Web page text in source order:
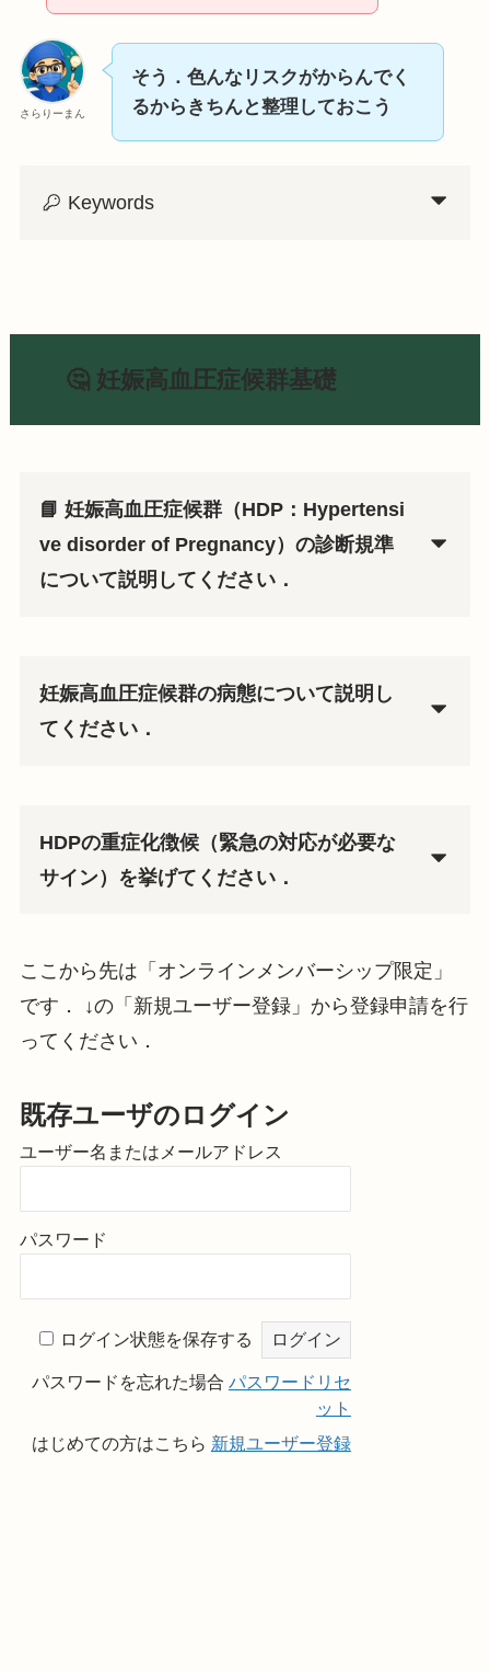
さらりーまん
そう．色んなリスクがからんでく
るからきちんと整理しておこう
Keywords
🤔 妊娠高血圧症候群基礎
📘 妊娠高血圧症候群（HDP：Hypertensi
ve disorder of Pregnancy）の診断規準
について説明してください．
妊娠高血圧症候群の病態について説明し
てください．
HDPの重症化徴候（緊急の対応が必要な
サイン）を挙げてください．
ここから先は「オンラインメンバーシップ限定」
です． ↓の「新規ユーザー登録」から登録申請を行
ってください．
既存ユーザのログイン
ユーザー名またはメールアドレス
パスワード
ログイン状態を保存する
パスワードを忘れた場合 パスワードリセ
ット
はじめての方はこちら 新規ユーザー登録